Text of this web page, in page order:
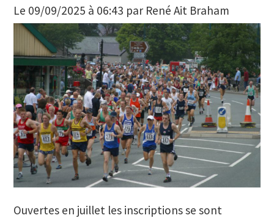
Le 09/09/2025 à 06:43 par René Ait Braham
Ouvertes en juillet les inscriptions se sont